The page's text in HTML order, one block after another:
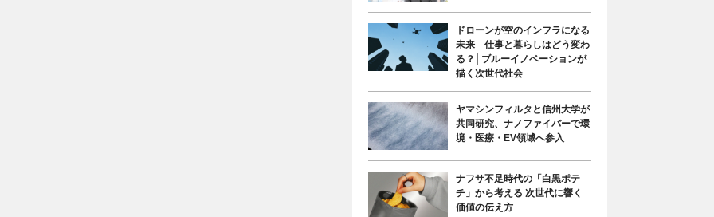
ドローンが空のインフラになる
未来 仕事と暮らしはどう変わ
る？│ブルーイノベーションが
描く次世代社会
ヤマシンフィルタと信州大学が
共同研究、ナノファイバーで環
境・医療・EV領域へ参入
ナフサ不足時代の「白黒ポテ
チ」から考える 次世代に響く
価値の伝え方